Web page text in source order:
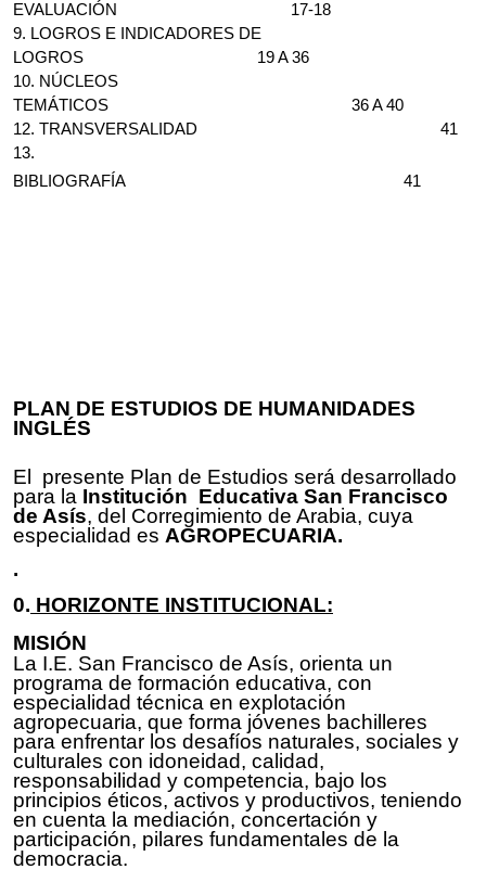
EVALUACIÓN 17-18
9. LOGROS E INDICADORES DE
LOGROS 19 A 36
10. NÚCLEOS
TEMÁTICOS 36 A 40
12. TRANSVERSALIDAD 41
13.
BIBLIOGRAFÍA 41
PLAN DE ESTUDIOS DE HUMANIDADES
INGLÉS
El presente Plan de Estudios será desarrollado
para la Institución Educativa San Francisco
de Asís, del Corregimiento de Arabia, cuya
especialidad es AGROPECUARIA.
.
0. HORIZONTE INSTITUCIONAL:
MISIÓN
La I.E. San Francisco de Asís, orienta un
programa de formación educativa, con
especialidad técnica en explotación
agropecuaria, que forma jóvenes bachilleres
para enfrentar los desafíos naturales, sociales y
culturales con idoneidad, calidad,
responsabilidad y competencia, bajo los
principios éticos, activos y productivos, teniendo
en cuenta la mediación, concertación y
participación, pilares fundamentales de la
democracia.